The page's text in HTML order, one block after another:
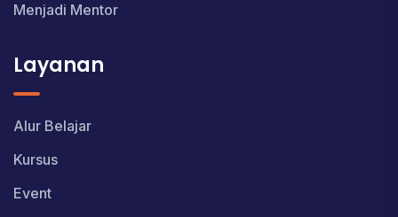
Menjadi Mentor
Layanan
Alur Belajar
Kursus
Event